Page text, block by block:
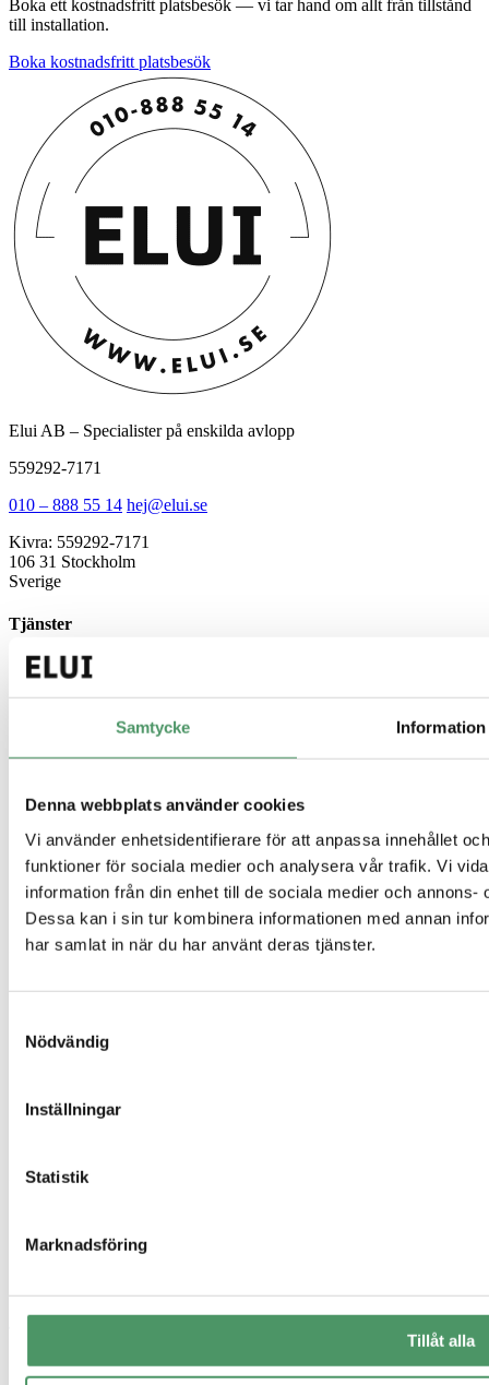
Samtycke Information
Denna webbplats använder cookies
Vi använder enhetsidentifierare för att anpassa innehållet
funktioner för sociala medier och analysera vår trafik. Vi
information från din enhet till de sociala medier och
Dessa kan i sin tur kombinera informationen med annan
har samlat in när du har använt deras tjänster.
Nödvändig
Inställningar
Statistik
Marknadsföring
Tillåt alla
Boka ett kostnadsfritt platsbesök — vi tar hand om allt från tillstånd
till installation.
Boka kostnadsfritt platsbesök
Elui AB – Specialister på enskilda avlopp
559292-7171
010 – 888 55 14 hej@elui.se
Kivra: 559292-7171
106 31 Stockholm
Sverige
Tjänster
Minireningsverk
Gemensamt avlopp
Enskilt avlopp
Minireningsverk guide
Slamavskiljare
Infiltration
Hög skyddsnivå
Avlopp för fritidshus
Genvägar
Offertförfrågan
Integritetspolicy
Referensprojekt
Företag
Sigill & certifikat